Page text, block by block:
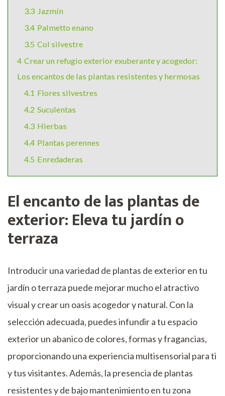
3.3 Jazmín
3.4 Palmetto enano
3.5 Col silvestre
4 Crear un refugio exterior exuberante y acogedor:
Los encantos de las plantas resistentes y hermosas
4.1 Flores silvestres
4.2 Suculentas
4.3 Hierbas
4.4 Plantas perennes
4.5 Enredaderas
El encanto de las plantas de
exterior: Eleva tu jardín o
terraza
Introducir una variedad de plantas de exterior en tu
jardín o terraza puede mejorar mucho el atractivo
visual y crear un oasis acogedor y natural. Con la
selección adecuada, puedes infundir a tu espacio
exterior un abanico de colores, formas y fragancias,
proporcionando una experiencia multisensorial para ti
y tus visitantes. Además, la presencia de plantas
resistentes y de bajo mantenimiento en tu zona